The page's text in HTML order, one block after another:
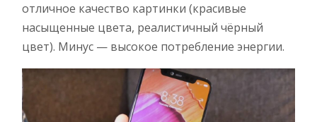
отличное качество картинки (красивые
насыщенные цвета, реалистичный чёрный
цвет). Минус — высокое потребление энергии.